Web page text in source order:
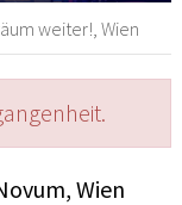
weiter!, Wien
Wien